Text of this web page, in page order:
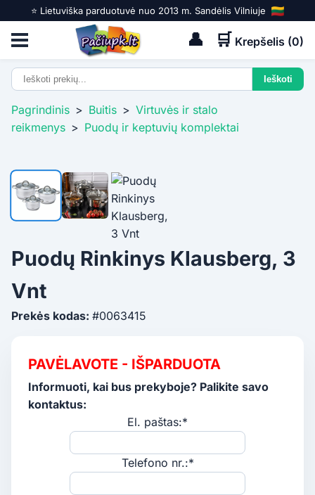
⭐️ Lietuviška parduotuvė nuo 2013 m. Sandėlis Vilniuje
👤 🛒 Krepšelis (0)
Pagrindinis > Buitis > Virtuvės ir stalo
reikmenys > Puodų ir keptuvių komplektai
Puodų Rinkinys Klausberg, 3
Vnt
Prekės kodas: #0063415
PAVĖLAVOTE - IŠPARDUOTA
Informuoti, kai bus prekyboje? Palikite savo
kontaktus:
El. paštas:*
Telefono nr.:*